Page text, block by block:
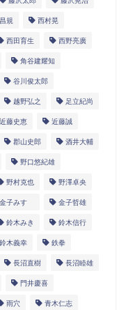
規 西村晃
西田育生 西野亮廣
角谷建耀知
谷川俊太郎
越野弘之 足立紀尚
近藤史恵 近藤誠
郡山史郎 酒井大輔
野口悠紀雄
野村克也 野澤卓央
金子みすゞ 金子哲雄
鈴木みき 鈴木信行
鈴木義幸 鉄拳
長沼直樹 長沼睦雄
門井慶喜
雨穴 青木仁志